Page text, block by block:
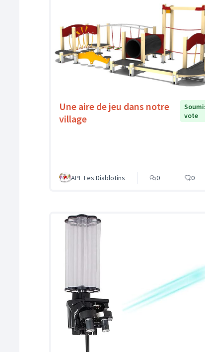
Une aire de jeu dans notre
village
vote
APE Les Diablotins 0 0